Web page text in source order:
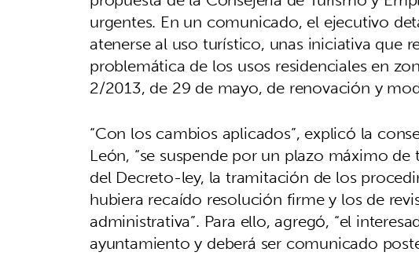
urgentes. En un comunicado, el ejecutivo
atenerse al uso turístico, unas iniciativa que
problemática de los usos residenciales en
2/2013, de 29 de mayo, de renovación y
“Con los cambios aplicados”, explicó la
León, “se suspende por un plazo máximo
del Decreto-ley, la tramitación de los
hubiera recaído resolución firme y los de
administrativa”. Para ello, agregó, “el
ayuntamiento y deberá ser comunicado